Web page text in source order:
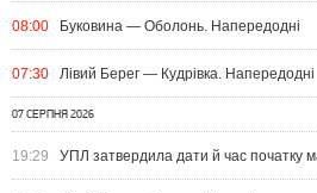
08:00 Буковина — Оболонь. Напередодні
07:30 Лівий Берег — Кудрівка. Напередодні
07 СЕРПНЯ 2026
19:29 УПЛ затвердила дати й час початку